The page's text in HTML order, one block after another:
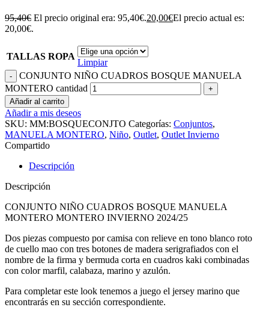
95,40€ El precio original era: 95,40€.20,00€El precio actual es:
20,00€.
TALLAS ROPA
Limpiar
CONJUNTO NIÑO CUADROS BOSQUE MANUELA
MONTERO cantidad
Añadir al carrito
Añadir a mis deseos
SKU: MM:BOSQUECONJTO Categorías: Conjuntos,
MANUELA MONTERO, Niño, Outlet, Outlet Invierno
Compartido
Descripción
Descripción
CONJUNTO NIÑO CUADROS BOSQUE MANUELA
MONTERO MONTERO INVIERNO 2024/25
Dos piezas compuesto por camisa con relieve en tono blanco roto
de cuello mao con tres botones de madera serigrafiados con el
nombre de la firma y bermuda corta en cuadros kaki combinadas
con color marfil, calabaza, marino y azulón.
Para completar este look tenemos a juego el jersey marino que
encontrarás en su sección correspondiente.